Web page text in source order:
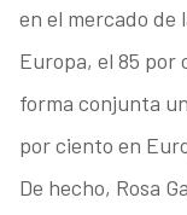
en el mercado de
Europa, el 85 por
forma conjunta
por ciento en
De hecho, Rosa